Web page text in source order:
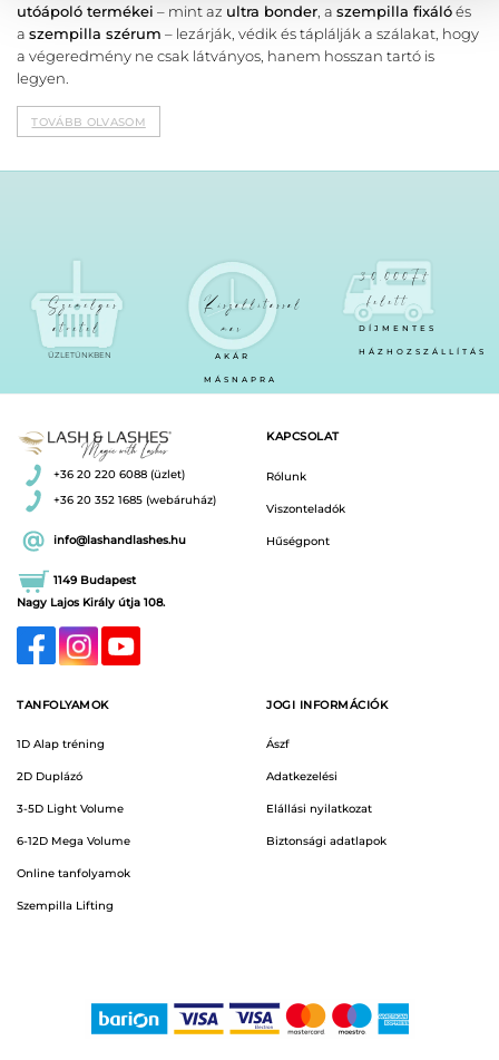
utóápoló termékei – mint az ultra bonder , a szempilla fixálóés
a szempilla szérum – lezárják, védik és táplálják a szálakat, hogy
a végeredmény ne csak látványos, hanem hosszan tartó is
legyen.
TOVÁBB OLVASOM
Személyes
átvétel
ÜZLETÜNKBEN
Kiszállítással
már
AKÁR
MÁSNAPRA
30.000Ft
felett
DÍJMENTES
HÁZHOZSZÁLLÍTÁS
+36 20 220 6088 (üzlet)
+36 20 352 1685 (webáruház)
info@lashandlashes.hu
1149 Budapest
Nagy Lajos Király útja 108.
KAPCSOLAT
Rólunk
Viszonteladók
Hűségpont
TANFOLYAMOK
1D Alap tréning
2D Duplázó
3-5D Light Volume
6-12D Mega Volume
Online tanfolyamok
Szempilla Lifting
JOGI INFORMÁCIÓK
Ászf
Adatkezelési
Elállási nyilatkozat
Biztonsági adatlapok